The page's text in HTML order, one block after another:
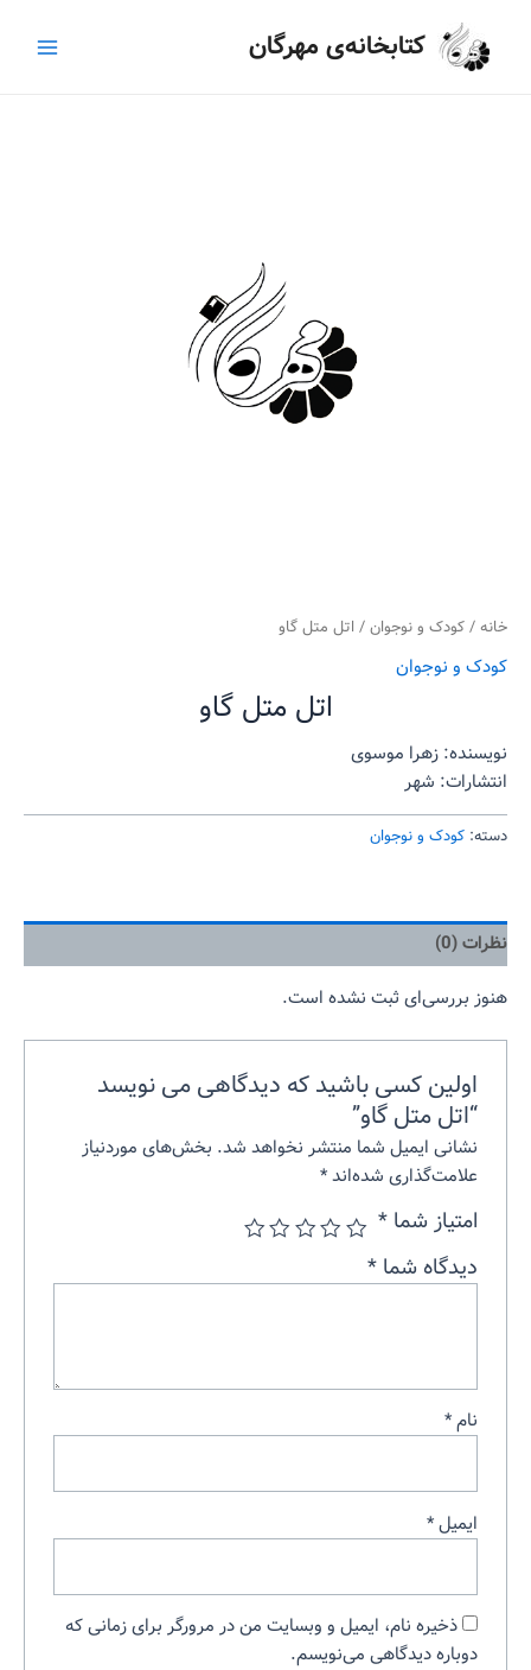
کتابخانه‌ی مهرگان
Menu
خانه/کودک و نوجوان/ اتل متل گاو
کودک و نوجوان
اتل متل گاو
نویسنده: زهرا موسوی
انتشارات: شهر
دسته: کودک و نوجوان
نظرات (0)
هنوز بررسی‌ای ثبت نشده است.
اولین کسی باشید که دیدگاهی می نویسد
“اتل متل گاو”
نشانی ایمیل شما منتشر نخواهد شد. بخش‌های موردنیاز
علامت‌گذاری شده‌اند*
امتیاز شما*
دیدگاه شما*
نام*
ایمیل*
ذخیره نام، ایمیل و وبسایت من در مرورگر برای زمانی که
دوباره دیدگاهی می‌نویسم.